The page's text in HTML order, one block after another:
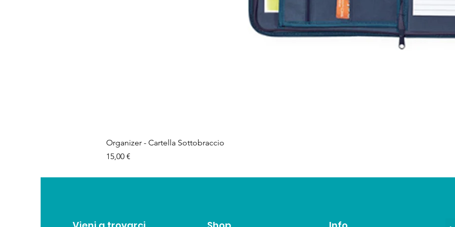
Organizer - Cartella Sottobraccio
Prezzo
15,00 €